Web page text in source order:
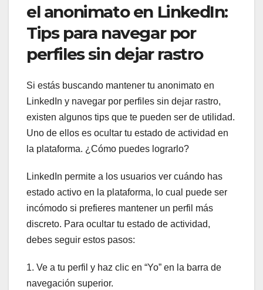
el anonimato en LinkedIn:
Tips para navegar por
perfiles sin dejar rastro
Si estás buscando mantener tu anonimato en
LinkedIn y navegar por perfiles sin dejar rastro,
existen algunos tips que te pueden ser de utilidad.
Uno de ellos es ocultar tu estado de actividad en
la plataforma. ¿Cómo puedes lograrlo?
LinkedIn permite a los usuarios ver cuándo has
estado activo en la plataforma, lo cual puede ser
incómodo si prefieres mantener un perfil más
discreto. Para ocultar tu estado de actividad,
debes seguir estos pasos:
1. Ve a tu perfil y haz clic en “Yo” en la barra de
navegación superior.